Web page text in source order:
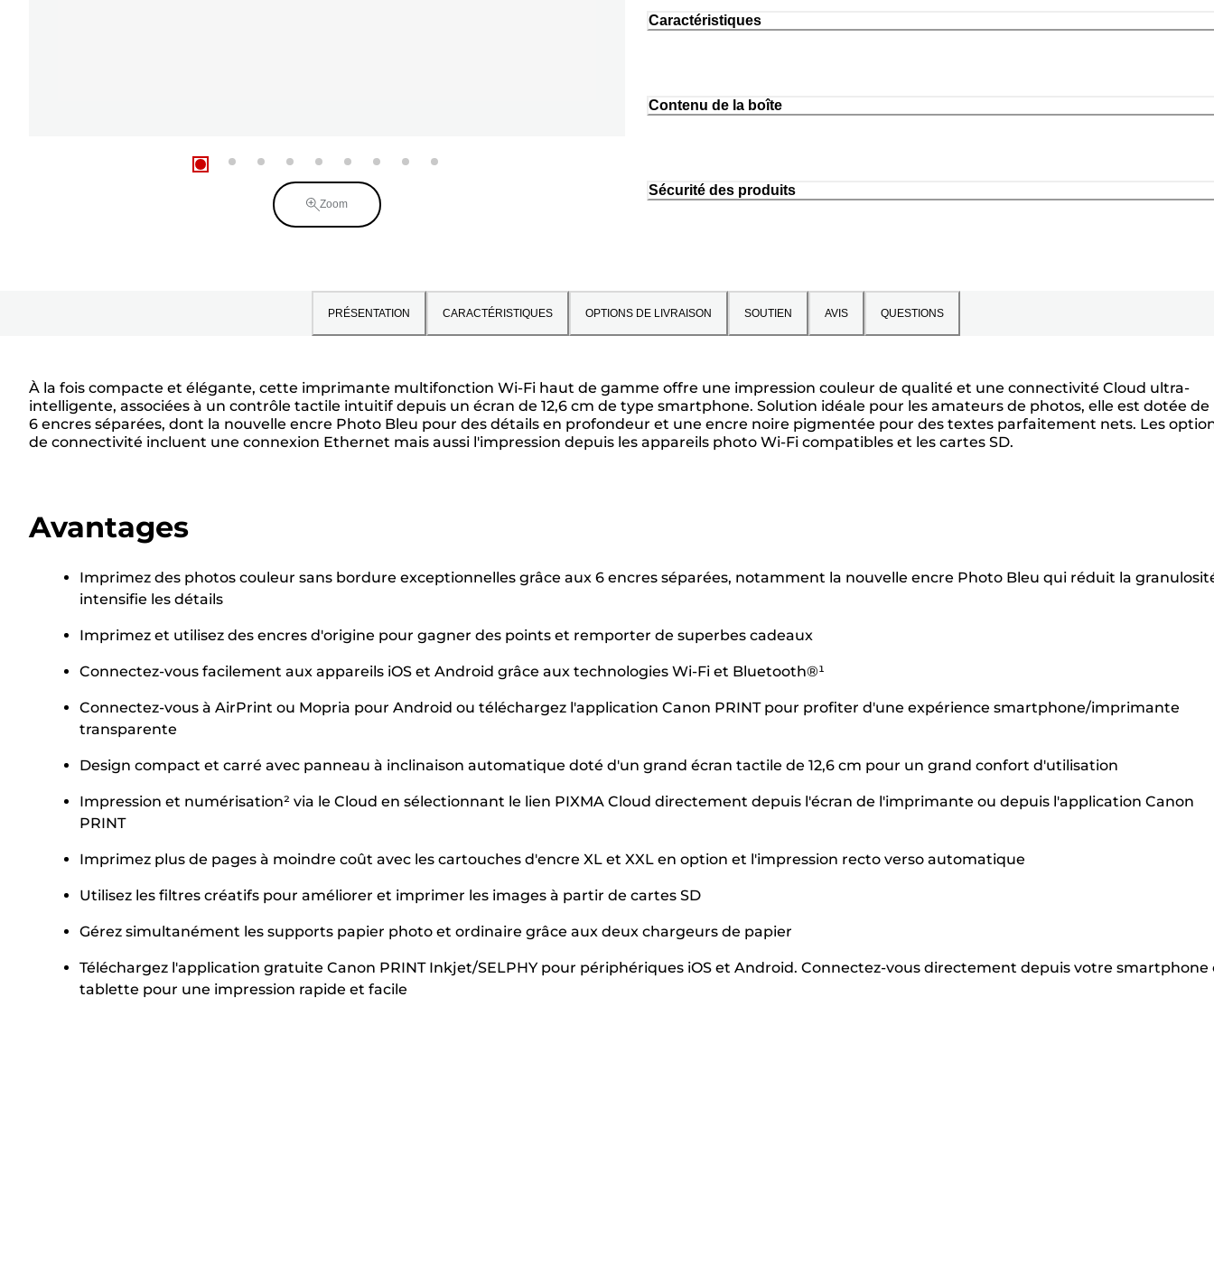
Zoom
Caractéristiques
Contenu de la boîte
Sécurité des produits
PRÉSENTATION CARACTÉRISTIQUES OPTIONS DE LIVRAISON SOUTIEN AVIS QUESTIONS
À la fois compacte et élégante, cette imprimante multifonction Wi-Fi haut de gamme offre une impression couleur de qualité et une connectivité Cloud ultra-
intelligente, associées à un contrôle tactile intuitif depuis un écran de 12,6 cm de type smartphone. Solution idéale pour les amateurs de photos, elle est dotée de
6 encres séparées, dont la nouvelle encre Photo Bleu pour des détails en profondeur et une encre noire pigmentée pour des textes parfaitement nets. Les
de connectivité incluent une connexion Ethernet mais aussi l'impression depuis les appareils photo Wi-Fi compatibles et les cartes SD.
Avantages
Imprimez des photos couleur sans bordure exceptionnelles grâce aux 6 encres séparées, notamment la nouvelle encre Photo Bleu qui réduit la
intensifie les détails
Imprimez et utilisez des encres d'origine pour gagner des points et remporter de superbes cadeaux
Connectez-vous facilement aux appareils iOS et Android grâce aux technologies Wi-Fi et Bluetooth®¹
Connectez-vous à AirPrint ou Mopria pour Android ou téléchargez l'application Canon PRINT pour profiter d'une expérience smartphone/imprimante
transparente
Design compact et carré avec panneau à inclinaison automatique doté d'un grand écran tactile de 12,6 cm pour un grand confort d'utilisation
Impression et numérisation² via le Cloud en sélectionnant le lien PIXMA Cloud directement depuis l'écran de l'imprimante ou depuis l'application Canon
PRINT
Imprimez plus de pages à moindre coût avec les cartouches d'encre XL et XXL en option et l'impression recto verso automatique
Utilisez les filtres créatifs pour améliorer et imprimer les images à partir de cartes SD
Gérez simultanément les supports papier photo et ordinaire grâce aux deux chargeurs de papier
Téléchargez l'application gratuite Canon PRINT Inkjet/SELPHY pour périphériques iOS et Android. Connectez-vous directement depuis votre smartphone
tablette pour une impression rapide et facile